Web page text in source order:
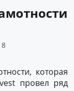
которая
провел ряд